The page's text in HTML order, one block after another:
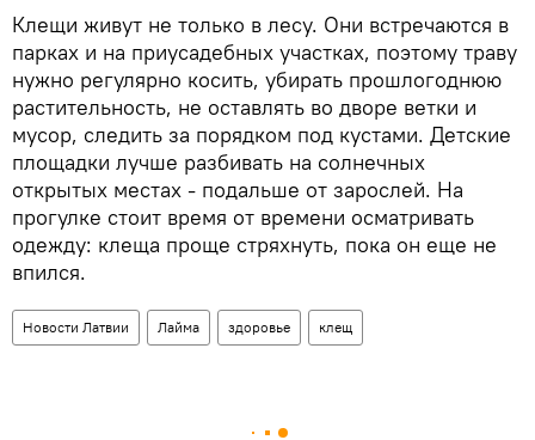
Клещи живут не только в лесу. Они встречаются в
парках и на приусадебных участках, поэтому траву
нужно регулярно косить, убирать прошлогоднюю
растительность, не оставлять во дворе ветки и
мусор, следить за порядком под кустами. Детские
площадки лучше разбивать на солнечных
открытых местах - подальше от зарослей. На
прогулке стоит время от времени осматривать
одежду: клеща проще стряхнуть, пока он еще не
впился.
Новости Латвии Лайма здоровье клещ